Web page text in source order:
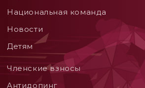
Национальная команда
Новости
Детям
Членские взносы
Aнтидопинг